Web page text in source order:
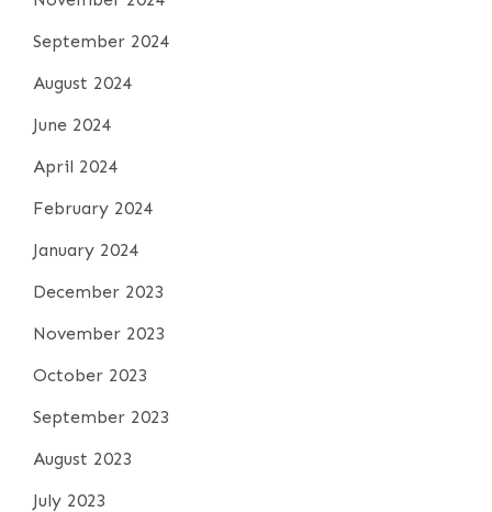
September 2024
August 2024
June 2024
April 2024
February 2024
January 2024
December 2023
November 2023
October 2023
September 2023
August 2023
July 2023